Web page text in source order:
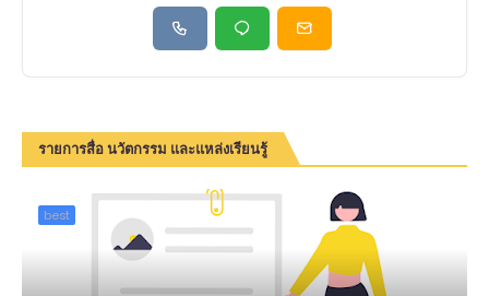
รายการสื่อ นวัตกรรม และแหล่งเรียนรู้
best